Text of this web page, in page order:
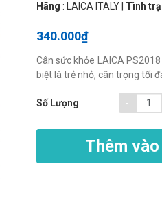
Hãng : LAICA ITALY| Tình
340.000₫
Cân sức khỏe LAICA
biệt là trẻ nhỏ, cân trọng tối
Số Lượng -
Thêm